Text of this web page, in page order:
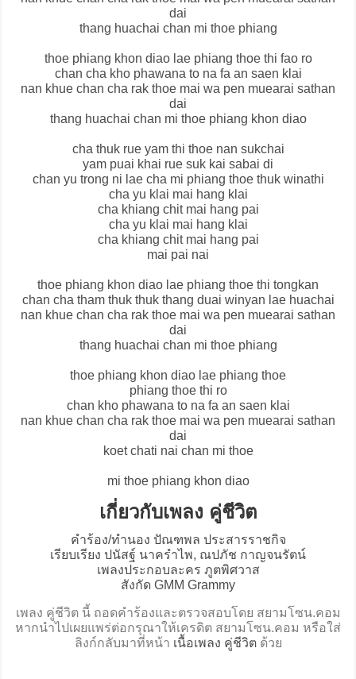
dai
thang huachai chan mi thoe phiang
thoe phiang khon diao lae phiang thoe thi fao ro
chan cha kho phawana to na fa an saen klai
nan khue chan cha rak thoe mai wa pen muearai sathan
dai
thang huachai chan mi thoe phiang khon diao
cha thuk rue yam thi thoe nan sukchai
yam puai khai rue suk kai sabai di
chan yu trong ni lae cha mi phiang thoe thuk winathi
cha yu klai mai hang klai
cha khiang chit mai hang pai
cha yu klai mai hang klai
cha khiang chit mai hang pai
mai pai nai
thoe phiang khon diao lae phiang thoe thi tongkan
chan cha tham thuk thuk thang duai winyan lae huachai
nan khue chan cha rak thoe mai wa pen muearai sathan
dai
thang huachai chan mi thoe phiang
thoe phiang khon diao lae phiang thoe
phiang thoe thi ro
chan kho phawana to na fa an saen klai
nan khue chan cha rak thoe mai wa pen muearai sathan
dai
koet chati nai chan mi thoe
mi thoe phiang khon diao
เกี่ยวกับเพลง คู่ชีวิต
คำร้อง/ทำนอง ปัณฑพล ประสารราชกิจ
เรียบเรียง ปนัสฐ์ นาครำไพ, ณปภัช กาญจนรัตน์
เพลงประกอบละคร ภูตพิศวาส
สังกัด GMM Grammy
เพลง คู่ชีวิต นี้ ถอดคำร้องและตรวจสอบโดย สยามโซน.คอม
หากนำไปเผยแพร่ต่อกรุณาให้เครดิต สยามโซน.คอม หรือใส่
ลิงก์กลับมาที่หน้า เนื้อเพลง คู่ชีวิตด้วย